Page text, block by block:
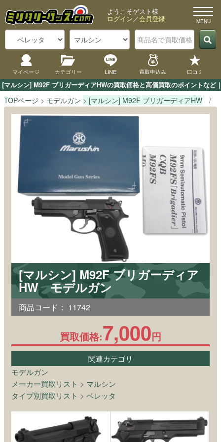
[マルシン] M92F ブリガーディアHWの買取価格と高価買取のポイントな
ようこそゲスト様
ログイン／会員登録
マイページ カテゴリー LINE 買取申込み 口コミ
TOPページ モデルガン [マルシン] M92F ブリガーディアHW
[マルシン] M92F ブリガーディア
HW モデルガン
商品コード： 11742
買取価格:7,000円
関連カテゴリ
モデルガン
メーカー買取リスト > マルシン
タイプ別買取リスト > ベレッタ